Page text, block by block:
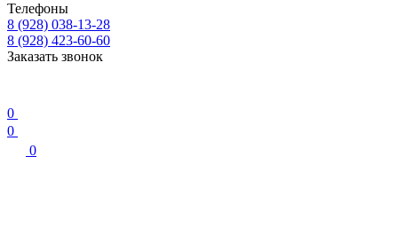
Телефоны
8 (928) 038-13-28
8 (928) 423-60-60
Заказать звонок
0
0
0